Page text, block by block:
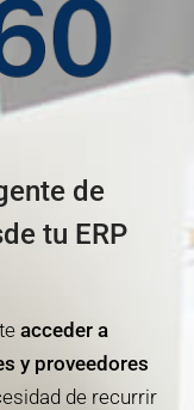
de
tu ERP
acceder a
y proveedores
de recurrir